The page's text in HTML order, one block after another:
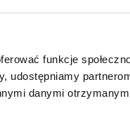
funkcje
danymi